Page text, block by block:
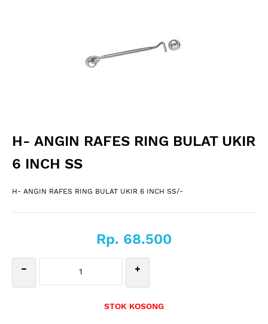
H- ANGIN RAFES RING BULAT UKIR
6 INCH SS
H- ANGIN RAFES RING BULAT UKIR 6 INCH SS/-
Rp. 68.500
STOK KOSONG